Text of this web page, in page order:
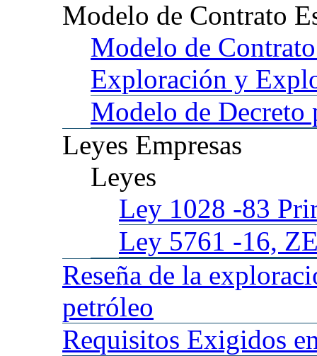
Modelo de Contrato
Modelo de
Exploración y
Modelo de Decreto
Leyes Empresas
Leyes
Ley 1028 -83
Ley 5761 -16,
Reseña de la
petróleo
Requisitos Exigidos